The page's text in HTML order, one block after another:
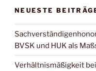
NEUESTE
BVSK und HUK als
Verhältnismäßigkeit bei